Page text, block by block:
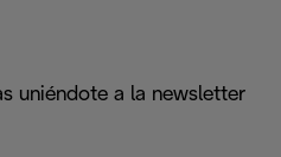
uniéndote a la newsletter